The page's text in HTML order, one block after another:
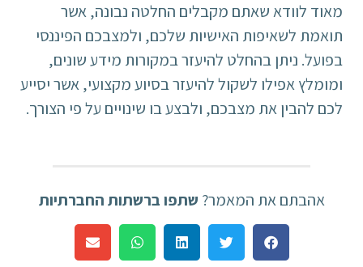
מאוד לוודא שאתם מקבלים החלטה נבונה, אשר
תואמת לשאיפות האישיות שלכם, ולמצבכם הפיננסי
בפועל. ניתן בהחלט להיעזר במקורות מידע שונים,
ומומלץ אפילו לשקול להיעזר בסיוע מקצועי, אשר יסייע
לכם להבין את מצבכם, ולבצע בו שינויים על פי הצורך.
אהבתם את המאמר? שתפו ברשתות החברתיות